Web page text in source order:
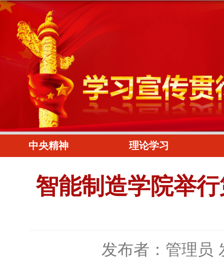
中央精神 理论学习
智能制造学院举
发布者：管理员